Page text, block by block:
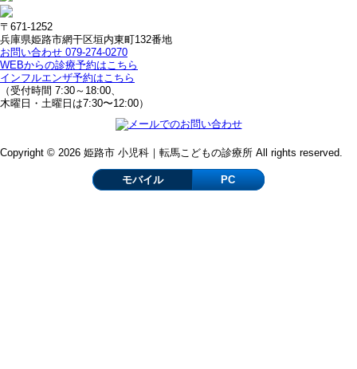
〒671-1252
兵庫県姫路市網干区垣内東町132番地
お問い合わせ 079-274-0270
WEBからの診療予約はこちら
インフルエンザ予約はこちら
（受付時間 7:30～18:00、
木曜日・土曜日は7:30〜12:00）
Copyright © 2026 姫路市 小児科｜転馬こどもの診療所 All rights reserved.
モバイル PC